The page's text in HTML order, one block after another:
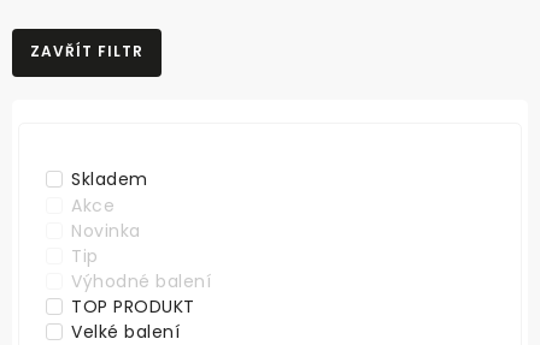
NEJPRODÁVANĚJŠÍ
NEJLEVNĚJŠÍ
ZAVŘÍT FILTR
Skladem
Akce
Novinka
Tip
Výhodné balení
TOP PRODUKT
Velké balení